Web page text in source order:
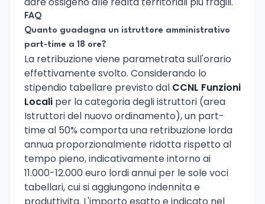
FAQ
Quanto guadagna un istruttore amministrativo
part-time a 18 ore?
La retribuzione viene parametrata sull'orario
effettivamente svolto. Considerando lo
stipendio tabellare previsto dal CCNL Funzioni
Locali per la categoria degli istruttori (area
Istruttori del nuovo ordinamento), un part-
time al 50% comporta una retribuzione lorda
annua proporzionalmente ridotta rispetto al
tempo pieno, indicativamente intorno ai
11.000-12.000 euro lordi annui per le sole voci
tabellari, cui si aggiungono indennita e
produttivita. L'importo esatto e indicato nel